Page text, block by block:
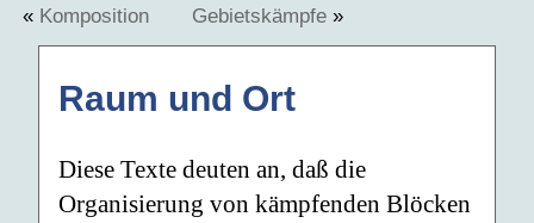
« Komposition Gebietskämpfe »
Raum und Ort
Diese Texte deuten an, daß die
Organisierung von kämpfenden Blöcken